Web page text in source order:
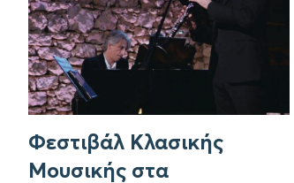
Φεστιβάλ Κλασικής
Μουσικής στα